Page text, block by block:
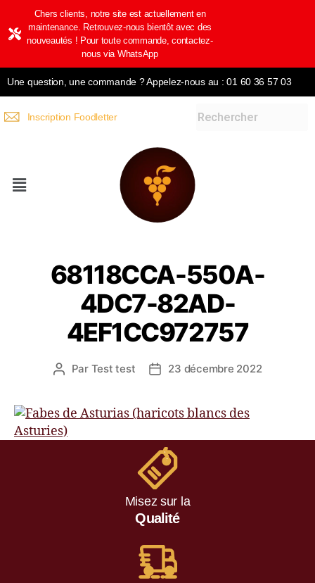
Chers clients, notre site est actuellement en
maintenance. Retrouvez-nous bientôt avec des
nouveautés ! Pour toute commande, contactez-
nous via WhatsApp
Une question, une commande ? Appelez-nous au : 01 60 36 57 03
Inscription Foodletter
68118CCA-550A-
4DC7-82AD-
4EF1CC972757
Par Test test 23 décembre 2022
Misez sur la
Qualité